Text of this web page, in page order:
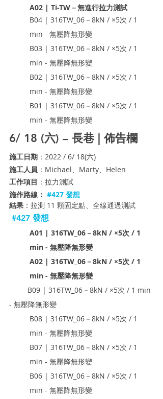
A02 | Ti-TW－無進行拉力測試
B04 | 316TW_06－8kN / ×5次 / 1
min - 無壓降無形變
B03 | 316TW_06－8kN / ×5次 / 1
min - 無壓降無形變
B02 | 316TW_06－8kN / ×5次 / 1
min - 無壓降無形變
B01 | 316TW_06－8kN / ×5次 / 1
min - 無壓降無形變
6/ 18 (六) – 長巷 | 佈告欄
施工日期 ：2022 / 6/ 18(六)
施工人員 ：Michael、Marty、Helen
工作項目 ：拉力測試
施作路線： #427 發想
結果 ：拉測 11 顆固定點、全線通過測試
#427 發想
A01 | 316TW_06－8kN / ×5次 / 1
min - 無壓降無形變
A02 | 316TW_06－8kN / ×5次 / 1
min - 無壓降無形變
- 無壓降無形變
B08 | 316TW_06－8kN / ×5次 / 1
min - 無壓降無形變
B07 | 316TW_06－8kN / ×5次 / 1
min - 無壓降無形變
B06 | 316TW_06－8kN / ×5次 / 1
min - 無壓降無形變